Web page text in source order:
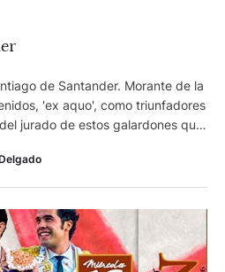
de Santander. Morante de la
'ex aquo', como triunfadores
jurado de estos galardones que